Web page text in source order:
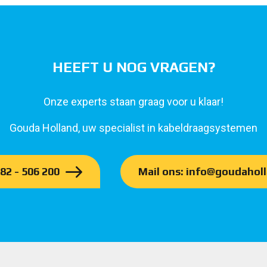
HEEFT U NOG VRAGEN?
Onze experts staan graag voor u klaar!
Gouda Holland, uw specialist in kabeldraagsystemen
- 506 200 Mail ons: